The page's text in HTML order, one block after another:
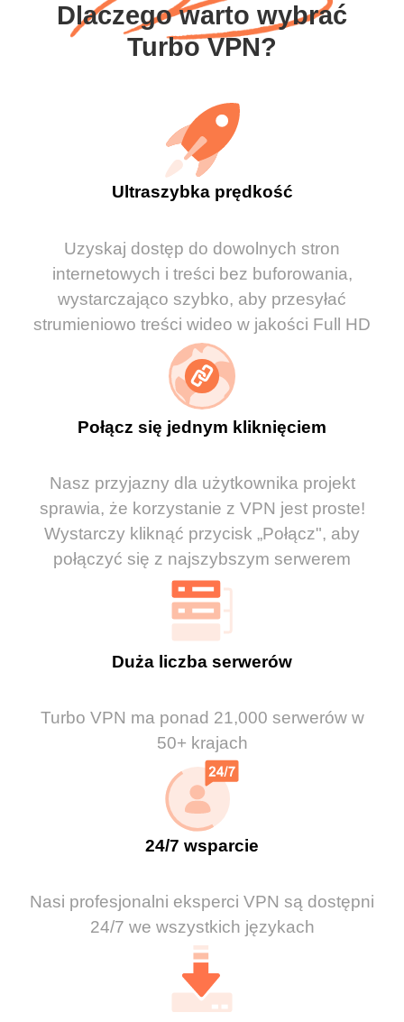
Dlaczego warto wybrać
Turbo VPN?
Ultraszybka prędkość
Uzyskaj dostęp do dowolnych stron
internetowych i treści bez buforowania,
wystarczająco szybko, aby przesyłać
strumieniowo treści wideo w jakości Full HD
Połącz się jednym kliknięciem
Nasz przyjazny dla użytkownika projekt
sprawia, że korzystanie z VPN jest proste!
Wystarczy kliknąć przycisk „Połącz", aby
połączyć się z najszybszym serwerem
Duża liczba serwerów
Turbo VPN ma ponad 21,000 serwerów w
50+ krajach
24/7 wsparcie
Nasi profesjonalni eksperci VPN są dostępni
24/7 we wszystkich językach